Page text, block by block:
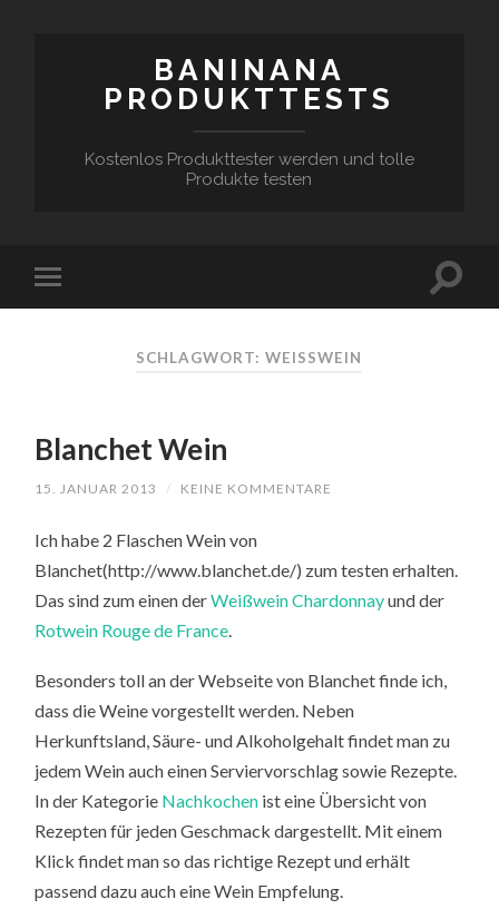
BANINANA
PRODUKTTESTS
Kostenlos Produkttester werden und tolle
Produkte testen
SCHLAGWORT:WEISSWEIN
Blanchet Wein
15. JANUAR 2013 / KEINE KOMMENTARE
Ich habe 2 Flaschen Wein von
Blanchet(http://www.blanchet.de/) zum testen erhalten.
Das sind zum einen derWeißwein Chardonnayund der
Rotwein Rouge de France.
Besonders toll an der Webseite von Blanchet finde ich,
dass die Weine vorgestellt werden. Neben
Herkunftsland, Säure- und Alkoholgehalt findet man zu
jedem Wein auch einen Serviervorschlag sowie Rezepte.
In der Kategorie Nachkochen ist eine Übersicht von
Rezepten für jeden Geschmack dargestellt. Mit einem
Klick findet man so das richtige Rezept und erhält
passend dazu auch eine Wein Empfelung.